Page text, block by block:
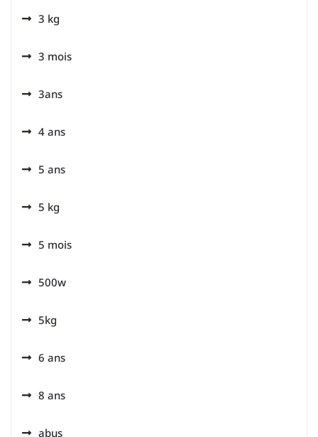
3 kg
3 mois
3ans
4 ans
5 ans
5 kg
5 mois
500w
5kg
6 ans
8 ans
abus